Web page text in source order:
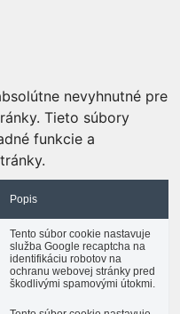
nevyhnutné pre
Tieto súbory
funkcie a
Popis
Tento súbor cookie nastavuje
služba Google recaptcha na
identifikáciu robotov na
ochranu webovej stránky pred
škodlivými spamovými útokmi.